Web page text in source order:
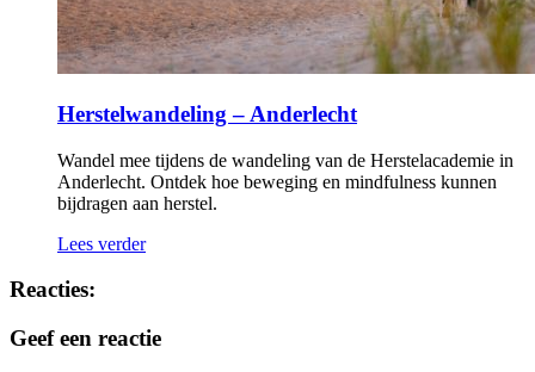
Herstelwandeling – Anderlecht
Wandel mee tijdens de wandeling van de Herstelacademie in
Anderlecht. Ontdek hoe beweging en mindfulness kunnen
bijdragen aan herstel.
Lees verder
Reacties:
Geef een reactie